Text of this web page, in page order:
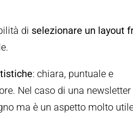
di selezionare un layout
: chiara, puntuale e
Nel caso di una newsletter
ma è un aspetto molto